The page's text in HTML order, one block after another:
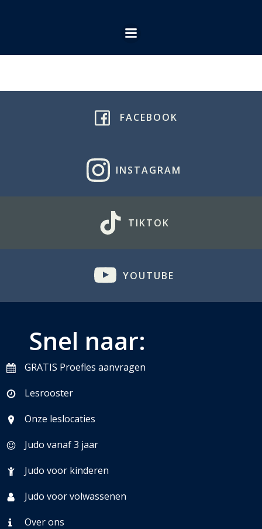
de
FACEBOOK
INSTAGRAM
TIKTOK
YOUTUBE
Snel naar:
GRATIS Proefles aanvragen
Lesrooster
Onze leslocaties
Judo vanaf 3 jaar
Judo voor kinderen
Judo voor volwassenen
Over ons